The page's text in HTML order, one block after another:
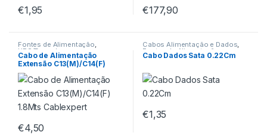
€1,95 €177,90
Fontes de Alimentação,
UPS/Tomadas
Cabo de Alimentação
Extensão C13(M)/C14(F)
1.8Mts Cablexpert
€4,50
Cabos Alimentação e Dados,
Fontes de Alimentação
Cabo Dados Sata 0.22Cm
€1,35